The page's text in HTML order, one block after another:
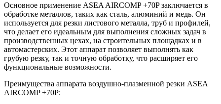
Основное применение ASEA AIRCOMP +70P заключается в
обработке металлов, таких как сталь, алюминий и медь. Он
используется для резки листового металла, труб и профилей,
что делает его идеальным для выполнения сложных задач в
производственных цехах, на строительных площадках и в
автомастерских. Этот аппарат позволяет выполнять как
грубую резку, так и точную обработку, что расширяет его
функциональные возможности.
Преимущества аппарата воздушно-плазменной резки ASEA
AIRCOMP +70P: